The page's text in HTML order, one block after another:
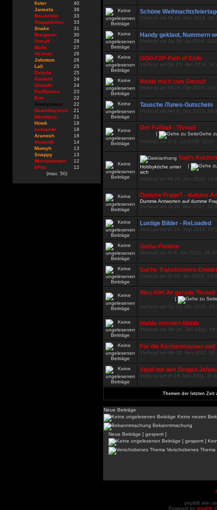
fister
40
Janeela
38
Baudolino
33
Stoppelchen
33
Snake
31
Rueganer
30
Oneyll
28
Malte
27
Akimah
26
Johntom
26
Lali
25
Dalyria
25
Gantchi
24
Uneade
24
FoxRomeo
23
Emi
22
Anonymous
22
Deamhayness
21
Menelaos
21
Howk
18
aemande
18
Aranosh
16
Abacoth
14
Mumyh
13
Snappy
13
Wenidomwen
12
6Pac
12
(max. 50)
Schöne
Verfasst am Mi 24. Dez 2014,
Handy geklaut, Nummern
Verfasst am Sa 26. Jul 2014,
GGG-F2P-Path of Exile
Verfasst am Sa 25. Jan 2014,
Melde mich zum Dienst!
Verfasst am Mi 16. Okt 2013,
Tausche iTunes-Gutschein
Verfasst am Mo 9. Sep 2013,
Der Fußball - Thread
[
Gehe
Verfasst am Di 1. Jul 2008, 11:47
Topi's
Hobbyköche unter
sich
[
Verfasst am Mi 20. Jan 2010,
Dumme Frage? - dumme
Dumme Antworten auf dumme
Verfasst am Di 20. Nov 2012,
Lustige Bilder - ReLoaded
Verfasst am Di 18. Sep 2012,
Gema-Petition
Verfasst am Fr 8. Jun 2012, 18:36
Suche Transformers
Verfasst am Di 31. Jan 2012,
Was hört ihr gerade Thread
[
Verfasst am Sa 13. Mär 2010,
blabla-zensiert-blabla
Verfasst am Mo 16. Jan 2012,
Für die Kirchenmänner und
Verfasst am Mo 21. Nov 2011,
Spaß mit den Zeugen
Verfasst am Fr 18. Nov 2011,
Themen der letzten Zeit
Neue Beiträge
Keine neuen
Bekanntmachung
Neue Beiträge [ gesperrt ]
Verschobenes Thema
phpBB skin
Powered by phpBB